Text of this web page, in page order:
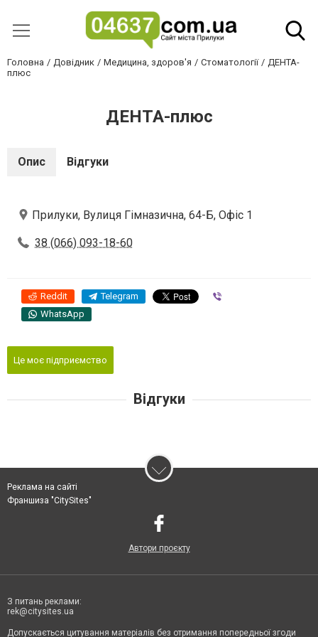
Головна Довідник Медицина, здоров'я Стоматології
ДЕНТА-
плюс
ДЕНТА-плюс
Опис Відгуки
Прилуки, Вулиця Гімназична, 64-Б, Офіс 1
38 (066) 093-18-60
Reddit Telegram
WhatsApp
Це моє підприємство
Відгуки
Реклама на сайті
Франшиза "CitySites"
Автори проєкту
З питань реклами:
rek@citysites.ua
Допускається цитування матеріалів без отримання попередньої згоди